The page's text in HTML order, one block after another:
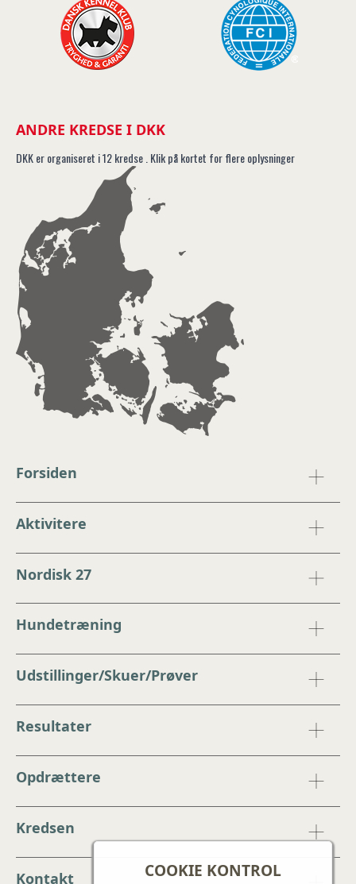
COOKIE KONTROL
ANDRE KREDSE I DKK
DKK er organiseret i 12 kredse . Klik på kortet for flere oplysninger
Forsiden
Aktivitere
Nordisk 27
Hundetræning
Udstillinger/Skuer/Prøver
Resultater
Opdrættere
Kredsen
Kontakt